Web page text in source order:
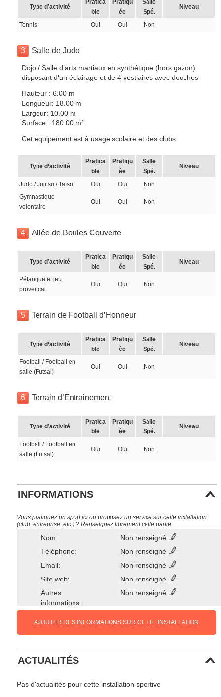
Type d’activité
Pratica
ble
Pratiqu
ée
Salle
Spé.
Niveau
Tennis Oui Oui Non
3 Salle de Judo
Dojo / Salle d’arts martiaux en synthétique (hors gazon)
disposant d’un éclairage et de 4 vestiaires avec douches
Hauteur : 6.00 m
Longueur: 18.00 m
Largeur: 10.00 m
Surface : 180.00 m²
Cet équipement est à usage scolaire et des clubs.
Type d’activité
Pratica
ble
Pratiqu
ée
Salle
Spé.
Niveau
Judo / Jujitsu / Taïso Oui Oui
Non
Gymnastique
volontaire
Oui Oui Non
4 Allée de Boules Couverte
Type d’activité
Pratica
ble
Pratiqu
ée
Salle
Spé.
Niveau
Pétanque et jeu
provencal
Oui Oui Non
5 Terrain de Football d’Honneur
Type d’activité
Pratica
ble
Pratiqu
ée
Salle
Spé.
Niveau
Football / Football en
salle (Futsal)
Oui Oui Non
6 Terrain d’Entrainement
Type d’activité
Pratica
ble
Pratiqu
ée
Salle
Spé.
Niveau
Football / Football en
salle (Futsal)
Oui Oui Non
INFORMATIONS
Vous pratiquez un sport ici ou proposez un service sur cette installation
(club, entreprise, etc.) ? Renseignez librement cette partie.
Nom:
Non renseigné
Téléphone:
Non renseigné
Email:
Non renseigné
Site web:
Non renseigné
Autres
informations:
Non renseigné
AJOUTER DES INFORMATIONS SUR CETTE INSTALLATION
ACTUALITÉS
Pas d'actualités pour cette installation sportive